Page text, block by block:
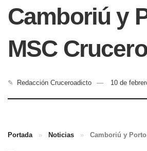
Camboriú y
MSC
✎ Redacción Cruceroadicto 10 de
Portada » Noticias » Camboriú y